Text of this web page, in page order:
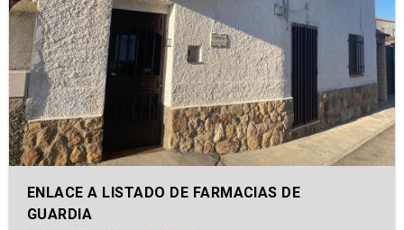
ENLACE A LISTADO DE FARMACIAS DE
GUARDIA